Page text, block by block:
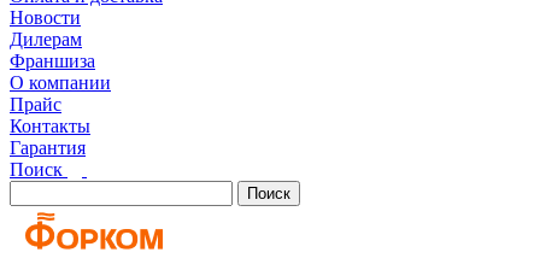
Новости
Дилерам
Франшиза
О компании
Прайс
Контакты
Гарантия
Поиск
Поиск